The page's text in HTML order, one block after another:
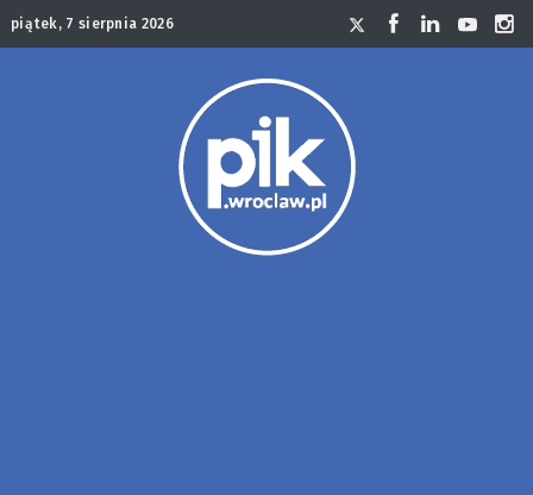
piątek, 7 sierpnia 2026